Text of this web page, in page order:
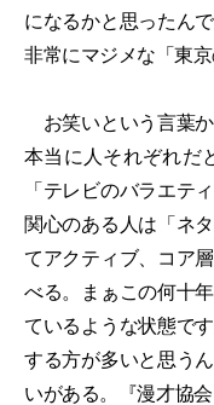
になるかと思ったん
非常にマジメな「東
お笑いという言葉か
本当に人それぞれだ
「テレビのバラエテ
関心のある人は「ネ
てアクティブ、コア
べる。まぁこの何十
ているような状態で
する方が多いと思う
いがある。『漫才協